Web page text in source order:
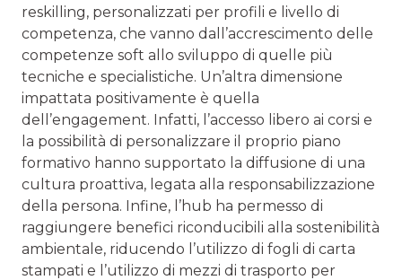
reskilling, personalizzati per profili e livello di
competenza, che vanno dall’accrescimento delle
competenze soft allo sviluppo di quelle più
tecniche e specialistiche. Un’altra dimensione
impattata positivamente è quella
dell’engagement. Infatti, l’accesso libero ai corsi e
la possibilità di personalizzare il proprio piano
formativo hanno supportato la diffusione di una
cultura proattiva, legata alla responsabilizzazione
della persona. Infine, l’hub ha permesso di
raggiungere benefici riconducibili alla sostenibilità
ambientale, riducendo l’utilizzo di fogli di carta
stampati e l’utilizzo di mezzi di trasporto per